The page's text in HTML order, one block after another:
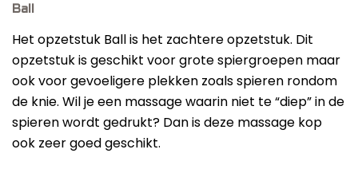
Ball
Het opzetstuk Ball is het zachtere opzetstuk. Dit
opzetstuk is geschikt voor grote spiergroepen maar
ook voor gevoeligere plekken zoals spieren rondom
de knie. Wil je een massage waarin niet te “diep” in de
spieren wordt gedrukt? Dan is deze massage kop
ook zeer goed geschikt.